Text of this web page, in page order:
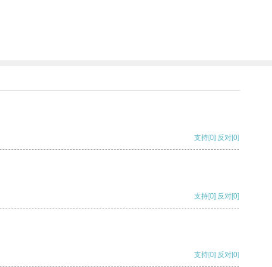
支持[0] 反对[0]
支持[0] 反对[0]
支持[0] 反对[0]